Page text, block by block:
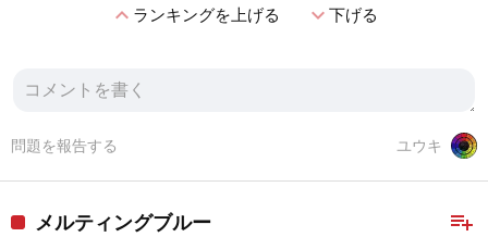
expand_lessランキングを上げる expand_more下げる
ユウキ
問題を報告する
playlist_add
メルティングブルー